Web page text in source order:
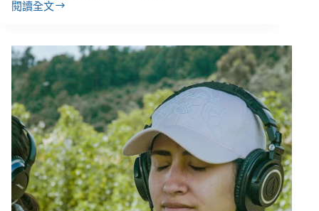
閱讀全文
【RightsCon】
科
技
公
司
合
作
的
挑
戰、
全
球